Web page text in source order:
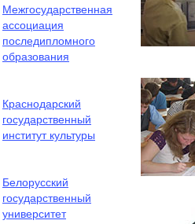
Межгосударственная
ассоциация
последипломного
образования
Краснодарский
государственный
институт культуры
Белорусский
государственный
университет